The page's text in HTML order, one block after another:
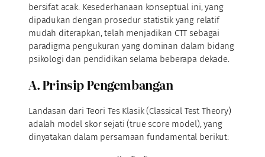
bersifat acak. Kesederhanaan konseptual ini, yang
dipadukan dengan prosedur statistik yang relatif
mudah diterapkan, telah menjadikan CTT sebagai
paradigma pengukuran yang dominan dalam bidang
psikologi dan pendidikan selama beberapa dekade.
A. Prinsip Pengembangan
Landasan dari Teori Tes Klasik (Classical Test Theory)
adalah model skor sejati (true score model), yang
dinyatakan dalam persamaan fundamental berikut: